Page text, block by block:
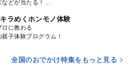
どが当たる！
ラめくホンモノ体験
ロに教わる
親子体験プログラム！
全国のおでかけ特集をもっと見る